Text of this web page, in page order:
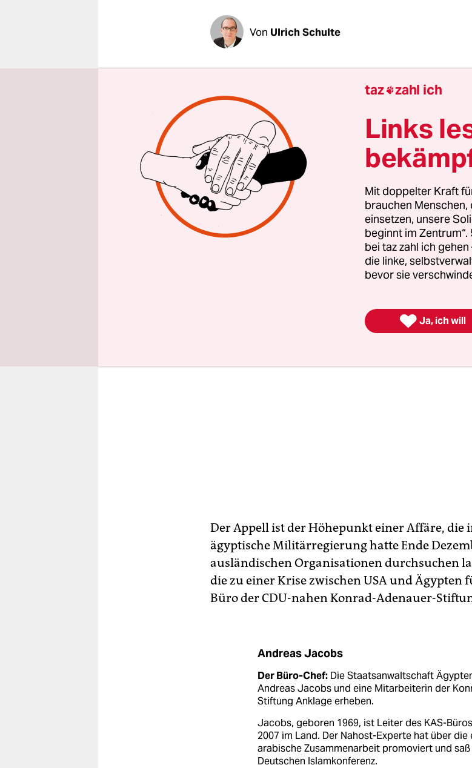
Von Ulrich Schulte
So viel Eintracht ist selten im Bundestag: Alle
Bundestags haben am Donnerstag das
Justizbehörden gegen Mitarbeiter der
(KAS) verurteilt. "Die Vorwürfe der
gegenüber der Stiftung sind haltlos", heißt es
und FDP, dem auch die Opposition von SPD,
geschlossen zustimmte.
Das Vorgehen verletze rechtsstaatliche
Vertrauensschutz und Verhältnismäßigkeit.
die Regierung auf, sich "mit allem Nachdruck"
das Verfahren umgehend eingestellt wird.
Der Appell ist der Höhepunkt einer Affäre, die
ägyptische Militärregierung hatte Ende
ausländischen Organisationen durchsuchen
die zu einer Krise zwischen USA und Ägypten
Büro der CDU-nahen Konrad-Adenauer-
Andreas Jacobs
Der Büro-Chef:Die Staatsanwaltschaft
Andreas Jacobs und eine Mitarbeiterin der
Stiftung Anklage erheben.
Jacobs, geboren 1969, ist Leiter des KAS-
2007 im Land. Der Nahost-Experte hat über die
arabische Zusammenarbeit promoviert und
Deutschen Islamkonferenz.
taz zahl ich
Links
Mit doppelter Kraft
brauchen
einsetzen, unsere
beginnt im
bei taz zahl ich
die linke,
bevor sie
 Ja, ich will